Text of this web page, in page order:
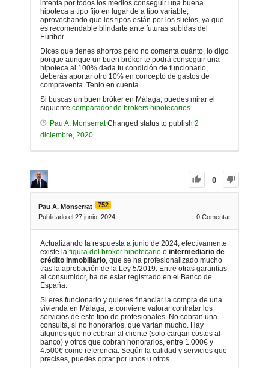
intenta por todos los medios conseguir una buena
hipoteca a tipo fijo en lugar de a tipo variable,
aprovechando que los tipos están por los suelos, ya que
es recomendable blindarte ante futuras subidas del
Euríbor.
Dices que tienes ahorros pero no comenta cuánto, lo digo
porque aunque un buen bróker te podrá conseguir una
hipoteca al 100% dada tu condición de funcionario,
deberás aportar otro 10% en concepto de gastos de
compraventa. Tenlo en cuenta.
Si buscas un buen bróker en Málaga, puedes mirar el
siguiente comparador de brokers hipotecarios.
Pau A. MonserratChanged status to publish 2
diciembre, 2020
0
Pau A. Monserrat
752
Publicado el 27 junio, 2024
0 Comentar
Actualizando la respuesta a junio de 2024, efectivamente
existe la figura del broker hipotecario o intermediario de
crédito inmobiliario, que se ha profesionalizado mucho
tras la aprobación de la Ley 5/2019. Entre otras garantías
al consumidor, ha de estar registrado en el Banco de
España.
Si eres funcionario y quieres financiar la compra de una
vivienda en Málaga, te conviene valorar contratar los
servicios de este tipo de profesionales. No cobran una
consulta, si no honorarios, que varían mucho. Hay
algunos que no cobran al cliente (solo cargan costes al
banco) y otros que cobran honorarios, entre 1.000€ y
4.500€ como referencia. Según la calidad y servicios que
precises, puedes optar por unos u otros.